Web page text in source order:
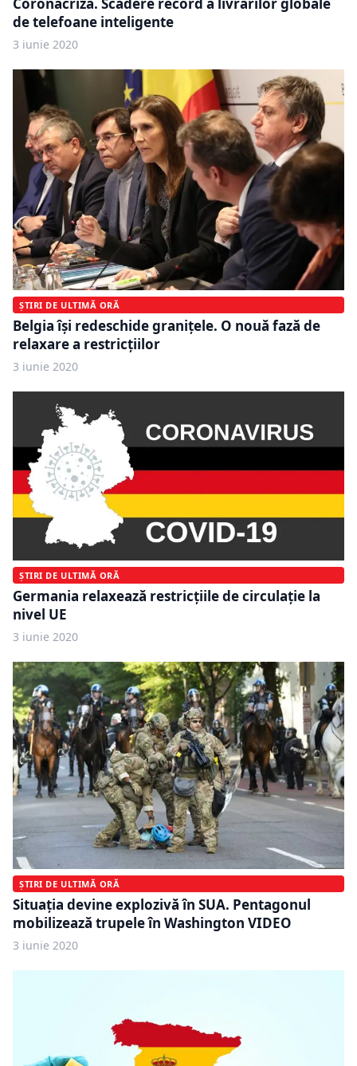
de telefoane inteligente
3 iunie 2020
ȘTIRI DE ULTIMĂ ORĂ
Belgia îşi redeschide graniţele. O nouă fază de
relaxare a restricţiilor
3 iunie 2020
ȘTIRI DE ULTIMĂ ORĂ
Germania relaxează restricţiile de circulaţie la
nivel UE
3 iunie 2020
ȘTIRI DE ULTIMĂ ORĂ
Situaţia devine explozivă în SUA. Pentagonul
mobilizează trupele în Washington VIDEO
3 iunie 2020